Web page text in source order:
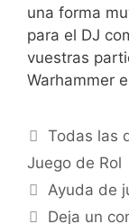
una forma
para el DJ
vuestras
Warhammer
Categorías
Todas las
Juego de Rol
Etiquetas
Ayuda de
Deja un